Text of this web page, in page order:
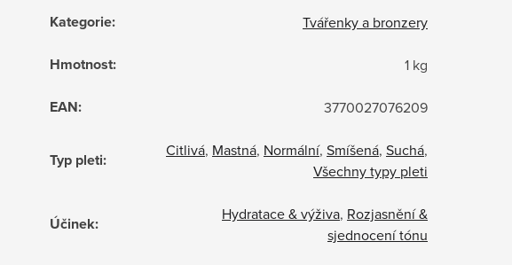
Kategorie: Tvářenky a bronzery
Hmotnost: 1 kg
EAN: 3770027076209
Typ pleti: Citlivá, Mastná, Normální, Smíšená, Suchá,
Všechny typy pleti
Účinek: Hydratace & výživa, Rozjasnění &
sjednocení tónu